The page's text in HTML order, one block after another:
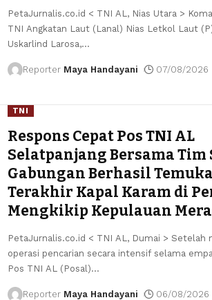
PetaJurnalis.co.id < ​TNI AL, Nias Utara >
TNI Angkatan Laut (Lanal) Nias Letkol Laut
Uskarlind Larosa,…
Reporter Maya Handayani 07/08/2026
TNI
Respons Cepat Pos TNI AL
Selatpanjang Bersama Tim
Gabungan Berhasil
Terakhir Kapal Karam di
Mengkikip Kepulauan
PetaJurnalis.co.id < TNI AL, Dumai > Setelah
operasi pencarian secara intensif selama
Pos TNI AL (Posal)…
Reporter Maya Handayani 06/08/2026